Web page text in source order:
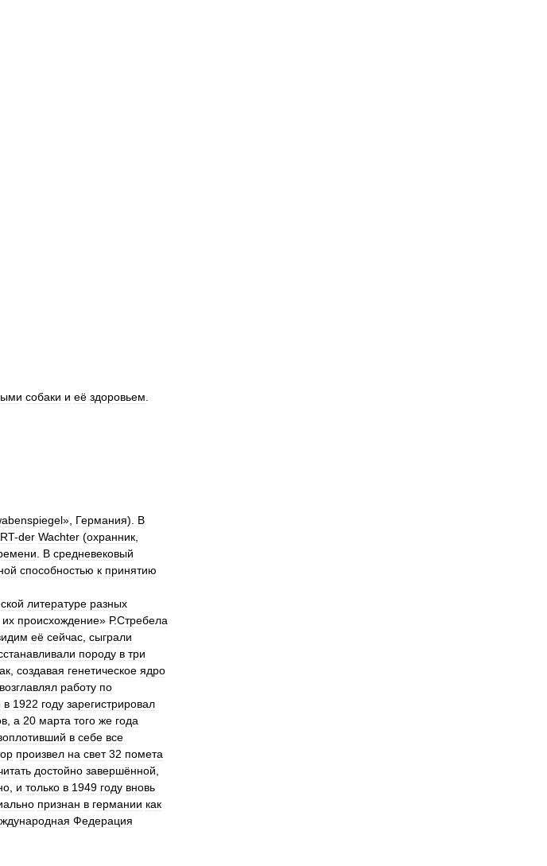
собаки и её здоровьем
», Германия). В
-der Wachter (охранник
В средневековый
способностью к принятию
литературе разных
их происхождение» Р.Стребела
её сейчас сыграли
породу в три
создавая генетическое ядро
возглавлял работу по
в 1922 году зарегистрировал
а 20 марта того же года
в себе все
произвел на свет 32 помета
достойно завершённой
и только в 1949 году вновь
признан в германии как
Федерация